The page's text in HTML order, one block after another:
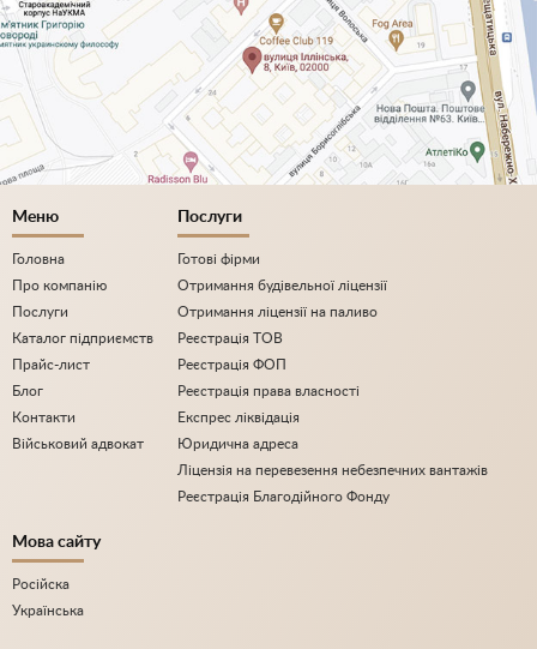
Меню
Головна
Про компанію
Послуги
Каталог підприємств
Прайс-лист
Блог
Контакти
Військовий адвокат
Послуги
Готові фірми
Отримання будівельної ліцензії
Отримання ліцензії на паливо
Реєстрація ТОВ
Реєстрація ФОП
Реєстрація права власності
Експрес ліквідація
Юридична адреса
Ліцензія на перевезення небезпечних вантажів
Реєстрація Благодійного Фонду
Мова сайту
Російска
Українська